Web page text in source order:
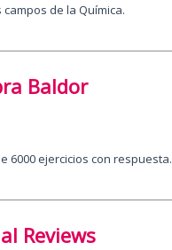
de la Química.
Baldor
6000 ejercicios con respuesta.
Reviews